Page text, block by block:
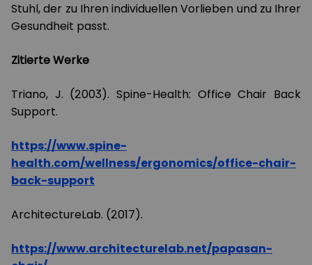
Stuhl, der zu Ihren individuellen Vorlieben und zu Ihrer
Gesundheit passt.
Zitierte Werke
Triano, J. (2003). Spine-Health: Office Chair Back
Support.
https://www.spine-
health.com/wellness/ergonomics/office-chair-
back-support
ArchitectureLab. (2017).
https://www.architecturelab.net/papasan-